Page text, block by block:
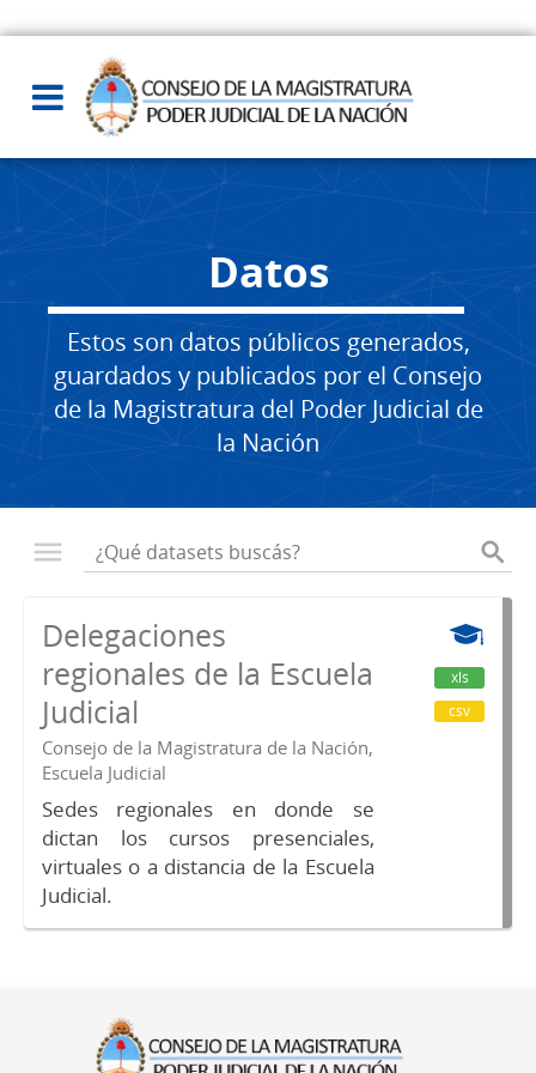
Datos
Estos son datos públicos generados,
guardados y publicados por el Consejo
de la Magistratura del Poder Judicial de
la Nación
Delegaciones
regionales de la Escuela
Judicial
Consejo de la Magistratura de la Nación,
Escuela Judicial
Sedes regionales en donde se
dictan los cursos presenciales,
virtuales o a distancia de la Escuela
Judicial.
xls
csv